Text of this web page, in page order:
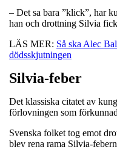
– Det sa bara ”klick”, har
han och drottning Silvia
LÄS MER: Så ska Alec
dödsskjutningen
Silvia-feber
Det klassiska citatet av
förlovningen som
Svenska folket tog emot
blev rena rama Silvia-